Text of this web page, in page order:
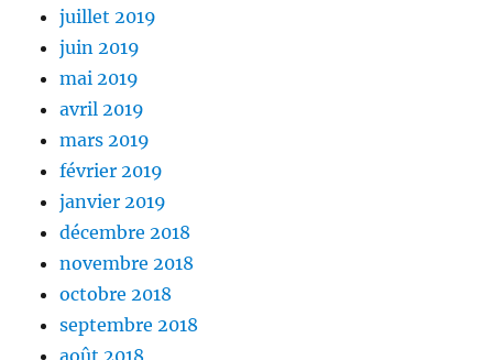
juillet 2019
juin 2019
mai 2019
avril 2019
mars 2019
février 2019
janvier 2019
décembre 2018
novembre 2018
octobre 2018
septembre 2018
août 2018